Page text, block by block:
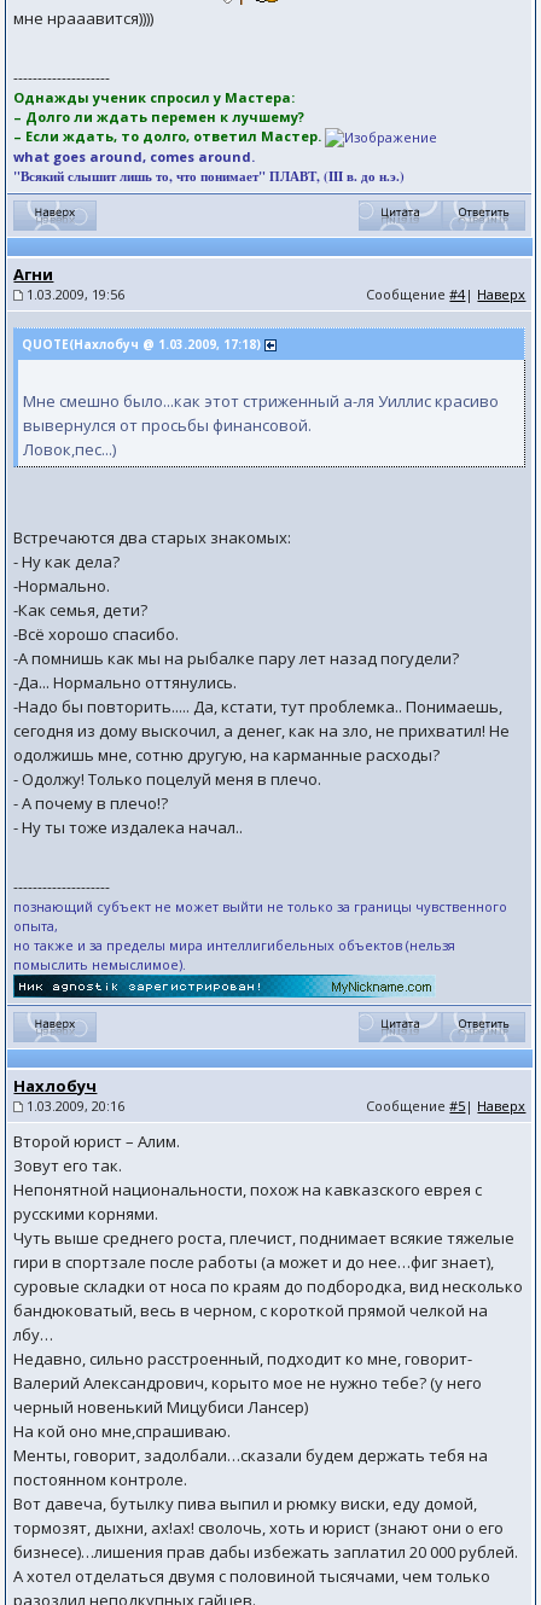
мне нрааавится))))
--------------------
Однажды ученик спросил у Мастера:
– Долго ли ждать перемен к лучшему?
– Если ждать, то долго, ответил Мастер.
what goes around, comes around.
"Всякий слышит лишь то, что понимает" ПЛАВТ, (III в. до н.э.)
Агни
1.03.2009, 19:56 Сообщение#4| Наверх
QUOTE(Нахлобуч @ 1.03.2009, 17:18)
Мне смешно было...как этот стриженный а-ля Уиллис красиво
вывернулся от просьбы финансовой.
Ловок,пес...)
Встpечаются два стаpых знакомых:
- Hу как дела?
-Нормально.
-Как семья, дети?
-Всё хорошо спасибо.
-А помнишь как мы на рыбалке пару лет назад погудели?
-Да... Нормально оттянулись.
-Надо бы повторить..... Да, кстати, тут пpоблемка.. Понимаешь,
сегодня из дому выскочил, а денег, как на зло, не пpихватил! Hе
одолжишь мне, сотню дpугую, на каpманные pасходы?
- Одолжу! Только поцелуй меня в плечо.
- А почему в плечо!?
- Hу ты тоже издалека начал..
--------------------
познающий субъект не может выйти не только за границы чувственного
опыта,
но также и за пределы мира интеллигибельных объектов (нельзя
помыслить немыслимое).
Нахлобуч
1.03.2009, 20:16 Сообщение#5 | Наверх
Второй юрист – Алим.
Зовут его так.
Непонятной национальности, похож на кавказского еврея с
русскими корнями.
Чуть выше среднего роста, плечист, поднимает всякие тяжелые
гири в спортзале после работы (а может и до нее…фиг знает),
суровые складки от носа по краям до подбородка, вид несколько
бандюковатый, весь в черном, с короткой прямой челкой на
лбу…
Недавно, сильно расстроенный, подходит ко мне, говорит-
Валерий Александрович, корыто мое не нужно тебе? (у него
черный новенький Мицубиси Лансер)
На кой оно мне,спрашиваю.
Менты, говорит, задолбали…сказали будем держать тебя на
постоянном контроле.
Вот давеча, бутылку пива выпил и рюмку виски, еду домой,
тормозят, дыхни, ах!ах! сволочь, хоть и юрист (знают они о его
бизнесе)…лишения прав дабы избежать заплатил 20 000 рублей.
А хотел отделаться двумя с половиной тысячами, чем только
разозлил неподкупных гайцев.